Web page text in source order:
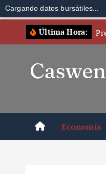
Cargando datos bursátiles...
Última Hora:
Economía